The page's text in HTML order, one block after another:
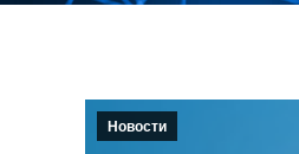
Новости